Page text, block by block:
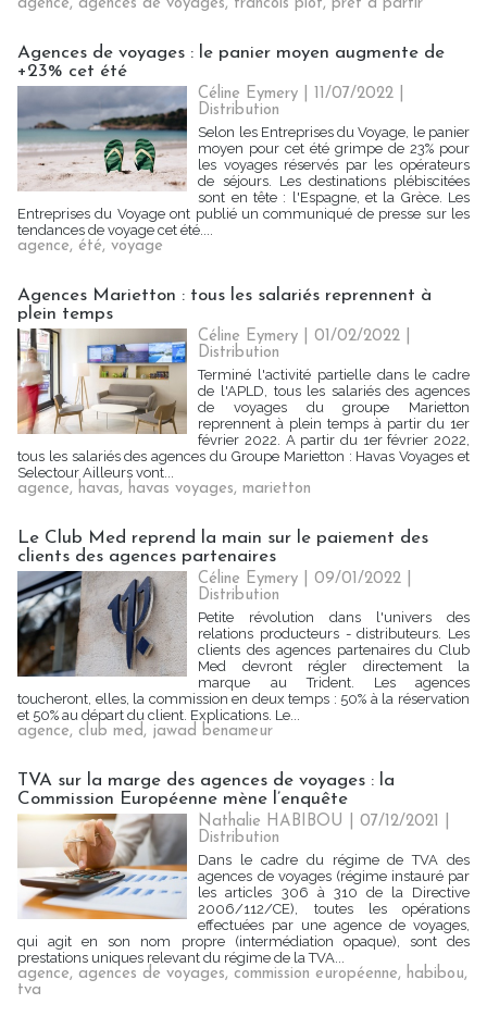
agence, agences de voyages, francois piot, pret a partir
Agences de voyages : le panier moyen augmente de
+23% cet été
Céline Eymery | 11/07/2022
Distribution
Selon les Entreprises du Voyage, le panier
moyen pour cet été grimpe de 23% pour
les voyages réservés par les opérateurs
de séjours. Les destinations plébiscitées
sont en tête : l'Espagne, et la Grèce. Les
Entreprises du Voyage ont publié un communiqué de presse sur les
tendances de voyage cet été....
agence, été, voyage
Agences Marietton : tous les salariés reprennent à
plein temps
Céline Eymery | 01/02/2022
Distribution
Terminé l'activité partielle dans le cadre
de l'APLD, tous les salariés des agences
de voyages du groupe Marietton
reprennent à plein temps à partir du 1er
février 2022. A partir du 1er février 2022,
tous les salariés des agences du Groupe Marietton : Havas Voyages et
Selectour Ailleurs vont...
agence, havas, havas voyages, marietton
Le Club Med reprend la main sur le paiement des
clients des agences partenaires
Céline Eymery | 09/01/2022
Distribution
Petite révolution dans l'univers des
relations producteurs - distributeurs. Les
clients des agences partenaires du Club
Med devront régler directement la
marque au Trident. Les agences
toucheront, elles, la commission en deux temps : 50% à la réservation
et 50% au départ du client. Explications. Le...
agence, club med, jawad benameur
TVA sur la marge des agences de voyages : la
Commission Européenne mène l’enquête
Nathalie HABIBOU | 07/12/2021
Distribution
Dans le cadre du régime de TVA des
agences de voyages (régime instauré par
les articles 306 à 310 de la Directive
2006/112/CE), toutes les opérations
effectuées par une agence de voyages,
qui agit en son nom propre (intermédiation opaque), sont des
prestations uniques relevant du régime de la TVA...
agence, agences de voyages, commission européenne, habibou,
tva